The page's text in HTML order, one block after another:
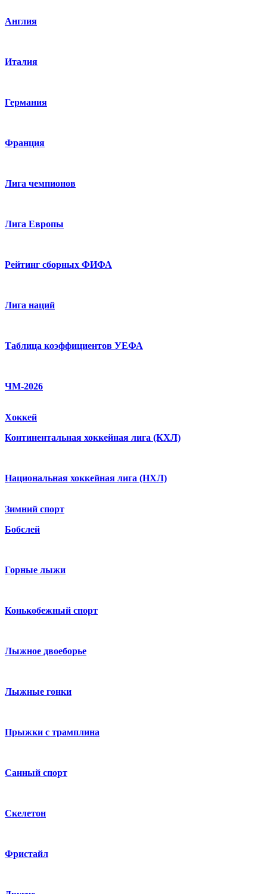
Англия
Италия
Германия
Франция
Лига чемпионов
Лига Европы
Рейтинг сборных ФИФА
Лига наций
Таблица коэффициентов УЕФА
ЧМ-2026
Хоккей
Континентальная хоккейная лига (КХЛ)
Национальная хоккейная лига (НХЛ)
Зимний спорт
Бобслей
Горные лыжи
Конькобежный спорт
Лыжное двоеборье
Лыжные гонки
Прыжки с трамплина
Санный спорт
Скелетон
Фристайл